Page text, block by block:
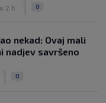
2 h 0
nekad: Ovaj mali
nadjev savršeno
0